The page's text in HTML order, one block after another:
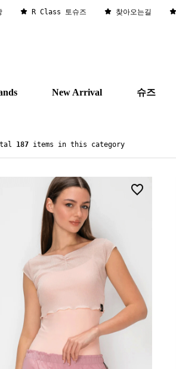
R Class 토슈즈 찾아오는길
New Arrival 슈즈
187items in this category